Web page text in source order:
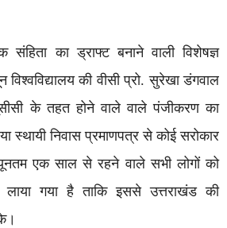
संहिता का ड्राफ्ट बनाने वाली विशेषज्ञ
की वीसी प्रो. सुरेखा डंगवाल
के तहत होने वाले वाले पंजीकरण का
स्थायी निवास प्रमाणपत्र से कोई सरोकार
एक साल से रहने वाले सभी लोगों को
गया है ताकि इससे उत्तराखंड की